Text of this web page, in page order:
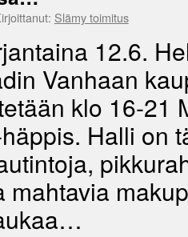
Slämy toimitus
12.6.
Vanhaan
klo 16-21
Halli on
mahtavia